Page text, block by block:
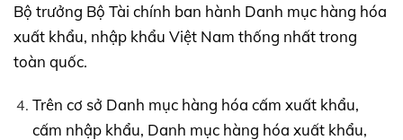
Bộ trưởng Bộ Tài chính ban hành Danh mục hàng hóa
xuất khẩu, nhập khẩu Việt Nam thống nhất trong
toàn quốc.
Trên cơ sở Danh mục hàng hóa cấm xuất khẩu,
cấm nhập khẩu, Danh mục hàng hóa xuất khẩu,